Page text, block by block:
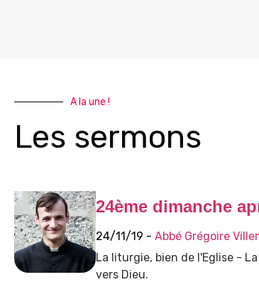
A la une !
Les sermons
24ème dimanche
24/11/19 - Abbé Grégoire
La liturgie, bien de l'Eglise -
vers Dieu.